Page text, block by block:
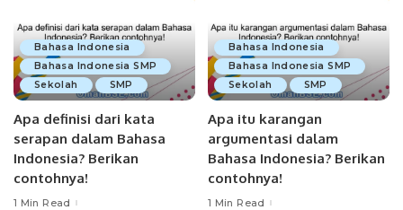
Bahasa Indonesia
Bahasa Indonesia SMP
Sekolah
SMP
Apa definisi dari kata
serapan dalam Bahasa
Indonesia? Berikan
contohnya!
1 Min Read
Bahasa Indonesia
Bahasa Indonesia SMP
Sekolah
SMP
Apa itu karangan
argumentasi dalam
Bahasa Indonesia? Berikan
contohnya!
1 Min Read